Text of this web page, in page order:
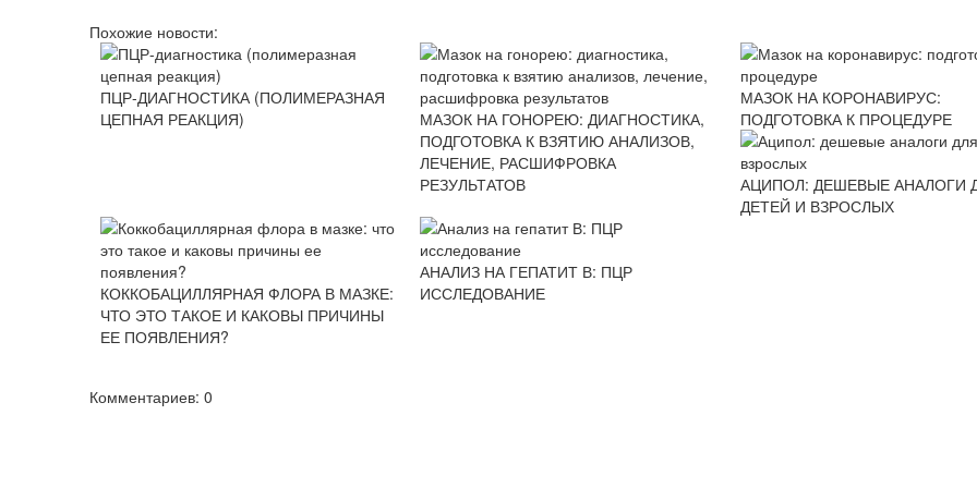
Похожие новости:
ПЦР-ДИАГНОСТИКА (ПОЛИМЕРАЗНАЯ
ЦЕПНАЯ РЕАКЦИЯ)
МАЗОК НА ГОНОРЕЮ: ДИАГНОСТИКА,
ПОДГОТОВКА К ВЗЯТИЮ АНАЛИЗОВ,
ЛЕЧЕНИЕ, РАСШИФРОВКА
РЕЗУЛЬТАТОВ
МАЗОК НА КОРОНАВИРУС:
ПОДГОТОВКА К ПРОЦЕДУРЕ
АЦИПОЛ: ДЕШЕВЫЕ АНАЛОГИ
ДЕТЕЙ И ВЗРОСЛЫХ
КОККОБАЦИЛЛЯРНАЯ ФЛОРА В МАЗКЕ:
ЧТО ЭТО ТАКОЕ И КАКОВЫ ПРИЧИНЫ
ЕЕ ПОЯВЛЕНИЯ?
АНАЛИЗ НА ГЕПАТИТ В: ПЦР
ИССЛЕДОВАНИЕ
Комментариев: 0